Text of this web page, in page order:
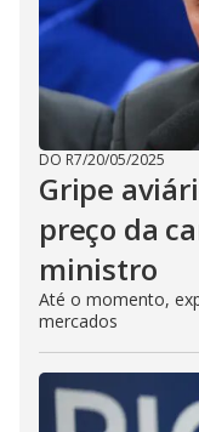
DO R7/20/05/2025
Gripe
preço da
ministro
Até o momento,
mercados